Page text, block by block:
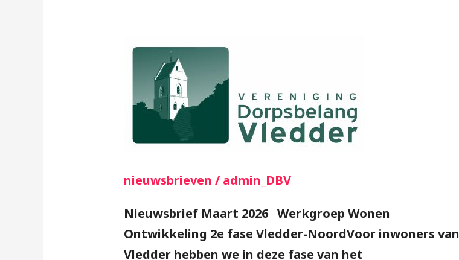
nieuwsbrieven / admin_DBV
Nieuwsbrief Maart 2026 Werkgroep Wonen
Ontwikkeling 2e fase Vledder-NoordVoor inwoners van
Vledder hebben we in deze fase van het
Nieuwsbrief
Maart